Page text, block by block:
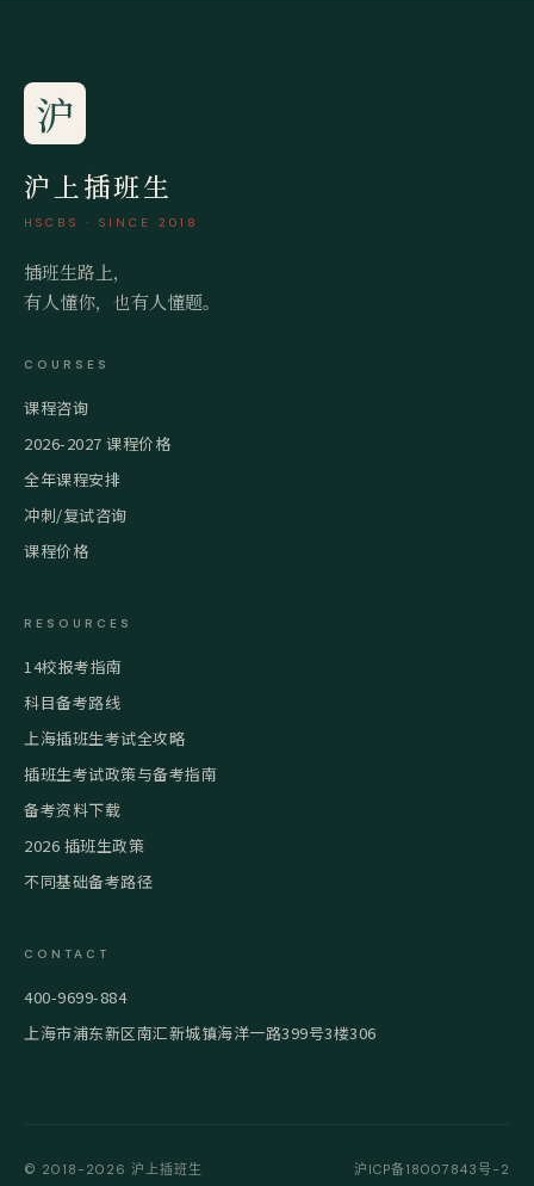
沪
沪上插班生
HSCBS · SINCE 2018
插班生路上，
有人懂你，也有人懂题。
COURSES
课程咨询
2026-2027 课程价格
全年课程安排
冲刺/复试咨询
课程价格
RESOURCES
14校报考指南
科目备考路线
上海插班生考试全攻略
插班生考试政策与备考指南
备考资料下载
2026 插班生政策
不同基础备考路径
CONTACT
400-9699-884
上海市浦东新区南汇新城镇海洋一路399号3楼306
© 2018-2026 沪上插班生 沪ICP备18007843号-2